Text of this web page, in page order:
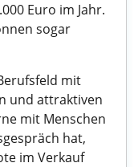
Euro im Jahr.
sogar
mit
und attraktiven
mit Menschen
hat,
im Verkauf